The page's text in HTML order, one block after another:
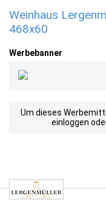
Weinhaus
468x60
Werbebanner
Um dieses
einloggen